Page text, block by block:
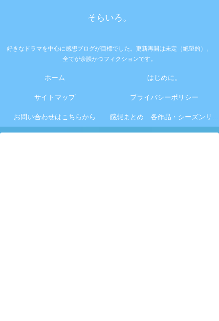
そらいろ。
好きなドラマを中心に感想ブログが目標でした。更新再開は未定（絶望的）。
全てが余談かつフィクションです。
ホーム はじめに。
サイトマップ プライバシーポリシー
お問い合わせはこちらから 感想まとめ 各作品・シーズンリンク集